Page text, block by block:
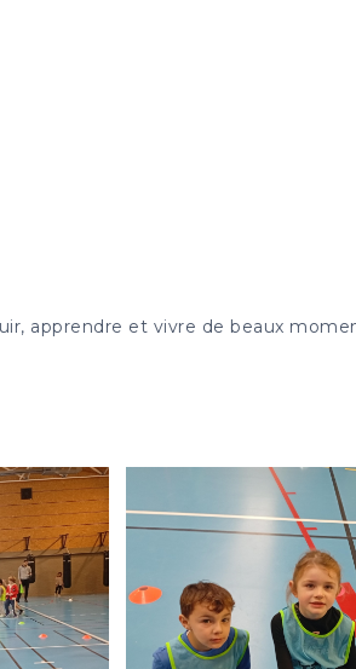
apprendre et vivre de beaux